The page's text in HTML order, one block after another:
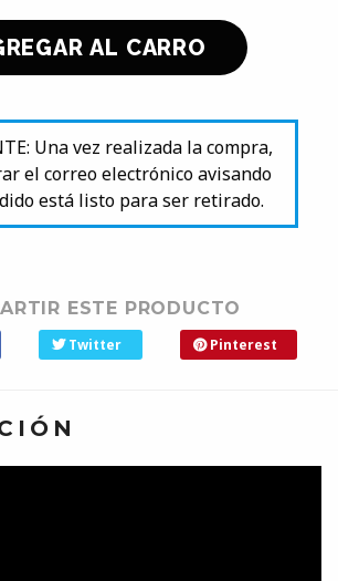
Una vez realizada la compra,
el correo electrónico avisando
está listo para ser retirado.
ESTE PRODUCTO
Twitter Pinterest